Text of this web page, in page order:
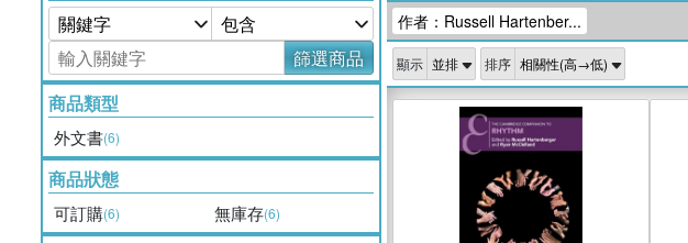
篩選商品
商品類型
外文書(6)
商品狀態
可訂購(6) 無庫存(6)
作者：Russell Hartenber...
顯示 排序